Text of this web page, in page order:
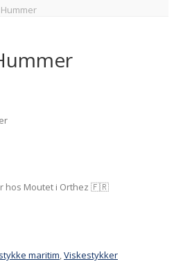
hos Moutet i Orthez 🇫🇷
maritim Viskestykker